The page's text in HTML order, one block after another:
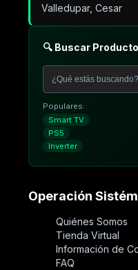
Valledupar, Cesar
🔍 Buscar
Populares:
Smart TV
PS5
Inverter
Operación
Quiénes Somos
Tienda Virtual
Información de
FAQ